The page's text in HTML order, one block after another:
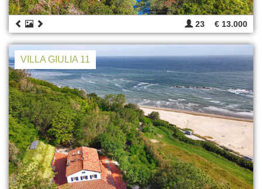
23 € 13.000
VILLA GIULIA 11